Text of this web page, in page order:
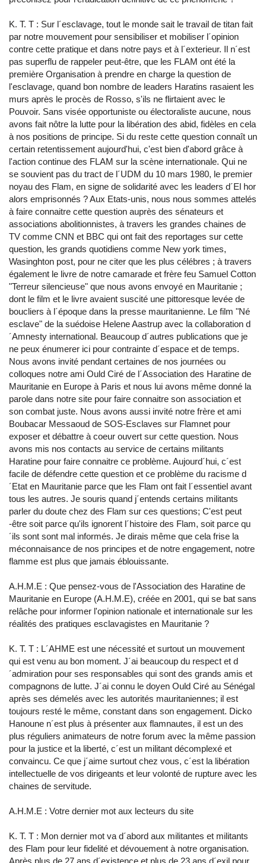
K. T. T : Sur l´esclavage, tout le monde sait le travail de titan fait
par notre mouvement pour sensibiliser et mobiliser l´opinion
contre cette pratique et dans notre pays et à l´exterieur. Il n´est
pas superflu de rappeler peut-être, que les FLAM ont été la
première Organisation à prendre en charge la question de
l'esclavage, quand bon nombre de leaders Haratins rasaient les
murs après le procès de Rosso, s'ils ne flirtaient avec le
Pouvoir. Sans visée opportuniste ou électoraliste aucune, nous
avons fait nôtre la lutte pour la libération des abid, fidèles en cela
à nos positions de principe. Si du reste cette question connaît un
certain retentissement aujourd'hui, c'est bien d'abord grâce à
l'action continue des FLAM sur la scène internationale. Qui ne
se souvient pas du tract de l´UDM du 10 mars 1980, le premier
noyau des Flam, en signe de solidarité avec les leaders d´El hor
alors emprisonnés ? Aux Etats-unis, nous nous sommes attelés
à faire connaitre cette question auprès des sénateurs et
associations abolitionnistes, à travers les grandes chaines de
TV comme CNN et BBC qui ont fait des reportages sur cette
question, les grands quotidiens comme New york times,
Wasinghton post, pour ne citer que les plus célébres ; à travers
également le livre de notre camarade et frère feu Samuel Cotton
"Terreur silencieuse" que nous avons envoyé en Mauritanie ;
dont le film et le livre avaient suscité une pittoresque levée de
boucliers à l´époque dans la presse mauritanienne. Le film "Né
esclave" de la suédoise Helene Aastrup avec la collaboration d
´Amnesty international. Beaucoup d´autres publications que je
ne peux énumerer ici pour contrainte d´espace et de temps.
Nous avons invité pendant certaines de nos journées ou
colloques notre ami Ould Ciré de l´Association des Haratine de
Mauritanie en Europe à Paris et nous lui avons même donné la
parole dans notre site pour faire connaitre son association et
son combat juste. Nous avons aussi invité notre frère et ami
Boubacar Messaoud de SOS-Esclaves sur Flamnet pour
exposer et débattre à coeur ouvert sur cette question. Nous
avons mis nos contacts au service de certains militants
Haratine pour faire connaitre ce problème. Aujourd´hui, c´est
facile de défendre cette question et ce problème du racisme d
´Etat en Mauritanie parce que les Flam ont fait l´essentiel avant
tous les autres. Je souris quand j´entends certains militants
parler du doute chez des Flam sur ces questions; C'est peut
-être soit parce qu'ils ignorent l´histoire des Flam, soit parce qu
´ils sont sont mal informés. Je dirais même que cela frise la
méconnaisance de nos principes et de notre engagement, notre
flamme est plus que jamais éblouissante.
A.H.M.E : Que pensez-vous de l'Association des Haratine de
Mauritanie en Europe (A.H.M.E), créée en 2001, qui se bat sans
relâche pour informer l'opinion nationale et internationale sur les
réalités des pratiques esclavagistes en Mauritanie ?
K. T. T : L´AHME est une nécessité et surtout un mouvement
qui est venu au bon moment. J´ai beaucoup du respect et d
´admiration pour ses responsables qui sont des grands amis et
compagnons de lutte. J´ai connu le doyen Ould Ciré au Sénégal
après ses démelés avec les autorités mauritaniennes; il est
toujours resté le même, constant dans son engagement. Dicko
Hanoune n´est plus à présenter aux flamnautes, il est un des
plus réguliers animateurs de notre forum avec la même passion
pour la justice et la liberté, c´est un militant décomplexé et
convaincu. Ce que j´aime surtout chez vous, c´est la libération
intellectuelle de vos dirigeants et leur volonté de rupture avec les
chaines de servitude.
A.H.M.E : Votre dernier mot aux lecteurs du site
K. T. T : Mon dernier mot va d´abord aux militantes et militants
des Flam pour leur fidelité et dévouement à notre organisation.
Après plus de 27 ans d´existence et plus de 23 ans d´exil pour